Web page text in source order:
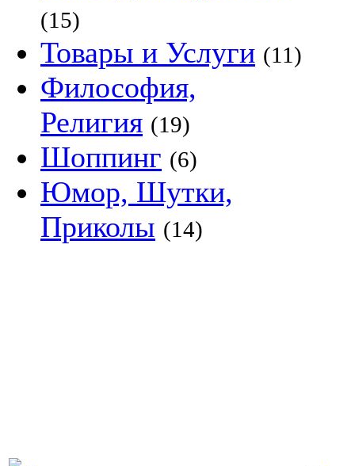
(15)
Товары и Услуги (11)
Философия,
Религия (19)
Шоппинг (6)
Юмор, Шутки,
Приколы (14)